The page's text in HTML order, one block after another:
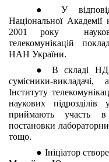
● У
Національної
2001 року
телекомунікацій
НАН України.
● В складі НДІ
сумісники-викладачі,
Інституту
наукових підрозділів
приймають участь
постановки
тощо.
● Ініціатор